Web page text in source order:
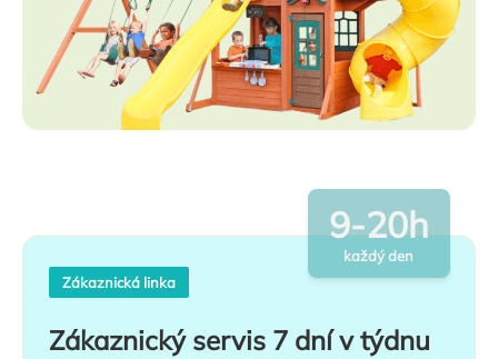
Zákaznická linka
Zákaznický servis 7 dní v týdnu
9-20h
každý den